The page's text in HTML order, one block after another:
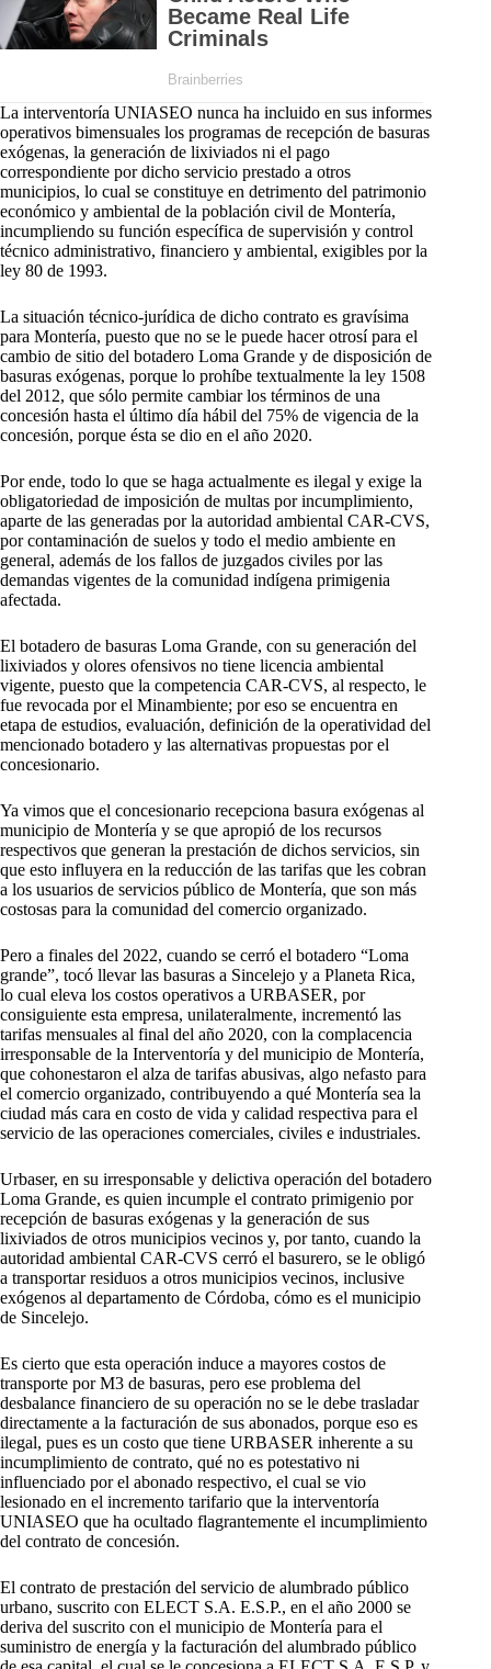
La interventoría UNIASEO nunca ha incluido en sus informes
operativos bimensuales los programas de recepción de basuras
exógenas, la generación de lixiviados ni el pago
correspondiente por dicho servicio prestado a otros
municipios, lo cual se constituye en detrimento del patrimonio
económico y ambiental de la población civil de Montería,
incumpliendo su función específica de supervisión y control
técnico administrativo, financiero y ambiental, exigibles por la
ley 80 de 1993.
La situación técnico-jurídica de dicho contrato es gravísima
para Montería, puesto que no se le puede hacer otrosí para el
cambio de sitio del botadero Loma Grande y de disposición de
basuras exógenas, porque lo prohíbe textualmente la ley 1508
del 2012, que sólo permite cambiar los términos de una
concesión hasta el último día hábil del 75% de vigencia de la
concesión, porque ésta se dio en el año 2020.
Por ende, todo lo que se haga actualmente es ilegal y exige la
obligatoriedad de imposición de multas por incumplimiento,
aparte de las generadas por la autoridad ambiental CAR-CVS,
por contaminación de suelos y todo el medio ambiente en
general, además de los fallos de juzgados civiles por las
demandas vigentes de la comunidad indígena primigenia
afectada.
El botadero de basuras Loma Grande, con su generación del
lixiviados y olores ofensivos no tiene licencia ambiental
vigente, puesto que la competencia CAR-CVS, al respecto, le
fue revocada por el Minambiente; por eso se encuentra en
etapa de estudios, evaluación, definición de la operatividad del
mencionado botadero y las alternativas propuestas por el
concesionario.
Ya vimos que el concesionario recepciona basura exógenas al
municipio de Montería y se que apropió de los recursos
respectivos que generan la prestación de dichos servicios, sin
que esto influyera en la reducción de las tarifas que les cobran
a los usuarios de servicios público de Montería, que son más
costosas para la comunidad del comercio organizado.
Pero a finales del 2022, cuando se cerró el botadero “Loma
grande”, tocó llevar las basuras a Sincelejo y a Planeta Rica,
lo cual eleva los costos operativos a URBASER, por
consiguiente esta empresa, unilateralmente, incrementó las
tarifas mensuales al final del año 2020, con la complacencia
irresponsable de la Interventoría y del municipio de Montería,
que cohonestaron el alza de tarifas abusivas, algo nefasto para
el comercio organizado, contribuyendo a qué Montería sea la
ciudad más cara en costo de vida y calidad respectiva para el
servicio de las operaciones comerciales, civiles e industriales.
Urbaser, en su irresponsable y delictiva operación del botadero
Loma Grande, es quien incumple el contrato primigenio por
recepción de basuras exógenas y la generación de sus
lixiviados de otros municipios vecinos y, por tanto, cuando la
autoridad ambiental CAR-CVS cerró el basurero, se le obligó
a transportar residuos a otros municipios vecinos, inclusive
exógenos al departamento de Córdoba, cómo es el municipio
de Sincelejo.
Es cierto que esta operación induce a mayores costos de
transporte por M3 de basuras, pero ese problema del
desbalance financiero de su operación no se le debe trasladar
directamente a la facturación de sus abonados, porque eso es
ilegal, pues es un costo que tiene URBASER inherente a su
incumplimiento de contrato, qué no es potestativo ni
influenciado por el abonado respectivo, el cual se vio
lesionado en el incremento tarifario que la interventoría
UNIASEO que ha ocultado flagrantemente el incumplimiento
del contrato de concesión.
El contrato de prestación del servicio de alumbrado público
urbano, suscrito con ELECT S.A. E.S.P., en el año 2000 se
deriva del suscrito con el municipio de Montería para el
suministro de energía y la facturación del alumbrado público